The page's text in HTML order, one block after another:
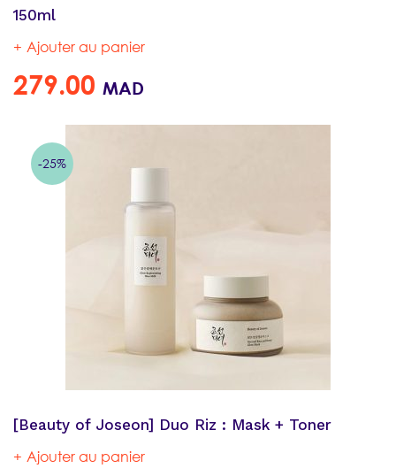
150ml
Ajouter au panier
279.00 MAD
-25%
[Beauty of Joseon] Duo Riz : Mask + Toner
Ajouter au panier